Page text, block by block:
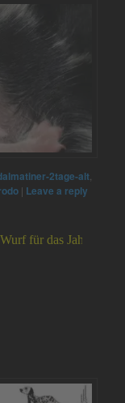
2tage-alt
| Leave a reply
das Jahr 2026 +++